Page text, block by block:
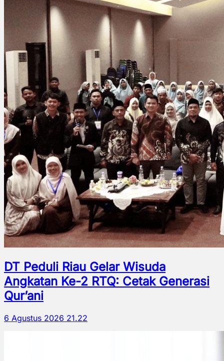
DT Peduli Riau Gelar Wisuda
Angkatan Ke-2 RTQ: Cetak Generasi
Qur’ani
6 Agustus 2026 21.22